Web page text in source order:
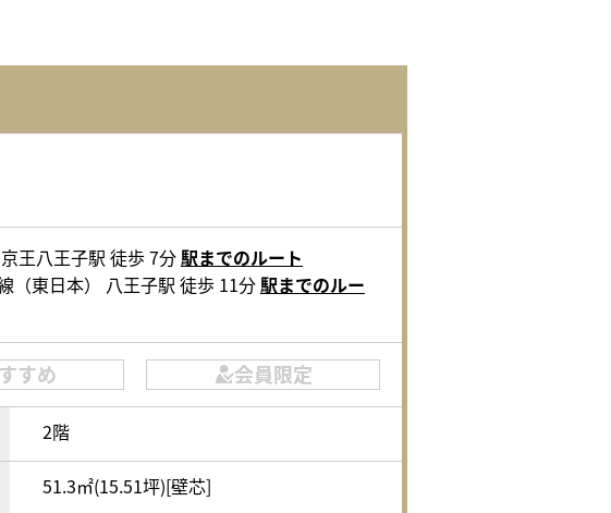
王八王子駅 徒歩 7分駅までのルート
（東日本） 八王子駅 徒歩 11分駅までのルー
すめ 会員限定
2階
51.3㎡(15.51坪)[壁芯]